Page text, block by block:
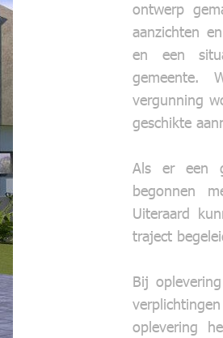
ontwerp
aanzichten
en een
gemeente.
vergunning
geschikte
Als er een
begonnen
Uiteraard
traject
Bij
oplevering